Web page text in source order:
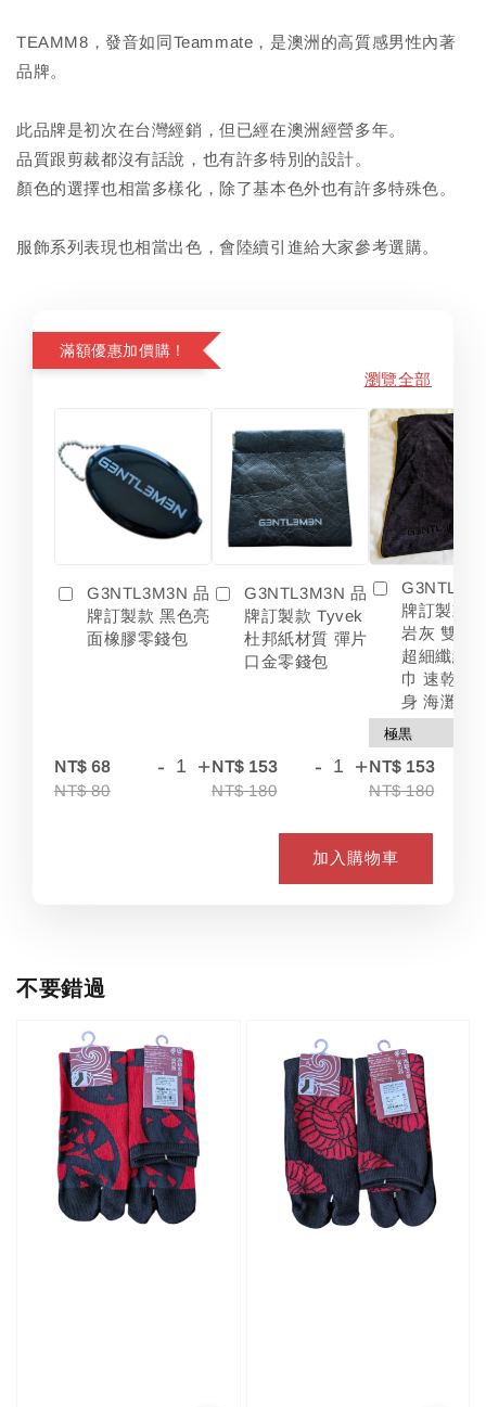
TEAMM8，發音如同Teammate，是澳洲的高質感男性內著
品牌。
此品牌是初次在台灣經銷，但已經在澳洲經營多年。
品質跟剪裁都沒有話說，也有許多特別的設計。
顏色的選擇也相當多樣化，除了基本色外也有許多特殊色。
服飾系列表現也相當出色，會陸續引進給大家參考選購。
滿額優惠加價購！
瀏覽全部
G3NTL3M3N 品
牌訂製款 黑色亮
面橡膠零錢包
NT$ 68
NT$ 80
- +
G3NTL3M3N 品
牌訂製款 Tyvek
杜邦紙材質 彈片
口金零錢包
NT$ 153
NT$ 180
- +
牌訂製款
岩灰 雙色
超細纖維
巾 速乾 吸
身 海灘
NT$ 153
NT$ 180
加入購物車
不要錯過